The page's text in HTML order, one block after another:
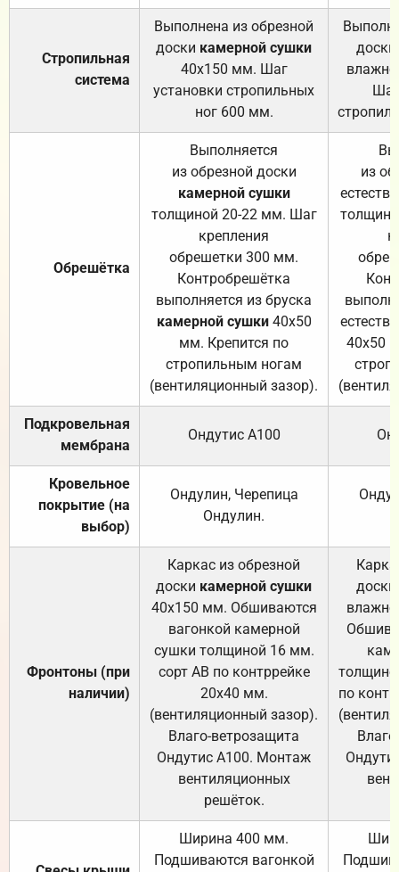
Стропильная
система
Выполнена из обрезной
доски камерной сушки
40х150 мм. Шаг
установки стропильных
ног 600 мм.
доски
Обрешётка
Выполняется
из обрезной доски
камерной сушки
толщиной 20-22 мм. Шаг
крепления
обрешетки 300 мм.
Контробрешётка
выполняется из бруска
камерной сушки40х50
мм. Крепится по
стропильным ногам
(вентиляционный зазор).
из
40х50
Подкровельная
мембрана
Ондутис А100
Кровельное
покрытие (на
выбор)
Ондулин, Черепица
Ондулин.
Фронтоны (при
наличии)
Каркас из обрезной
доски камерной сушки
40х150 мм. Обшиваются
вагонкой камерной
сушки толщиной 16 мм.
сорт АВ по контррейке
20х40 мм.
(вентиляционный зазор).
Влаго-ветрозащита
Ондутис А100. Монтаж
вентиляционных
решёток.
доски
по
Ширина 400 мм.
Подшиваются вагонкой